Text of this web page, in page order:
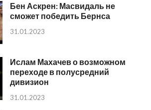
Бен Аскрен: Масвидаль не
сможет победить Бернса
31.01.2023
Ислам Махачев о возможном
переходе в полусредний
дивизион
31.01.2023